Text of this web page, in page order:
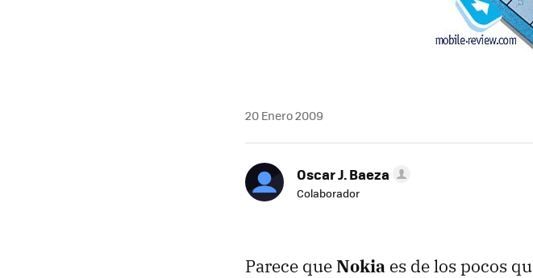
20 Enero 2009
Oscar J. Baeza
Colaborador
Parece queNokia es de los pocos